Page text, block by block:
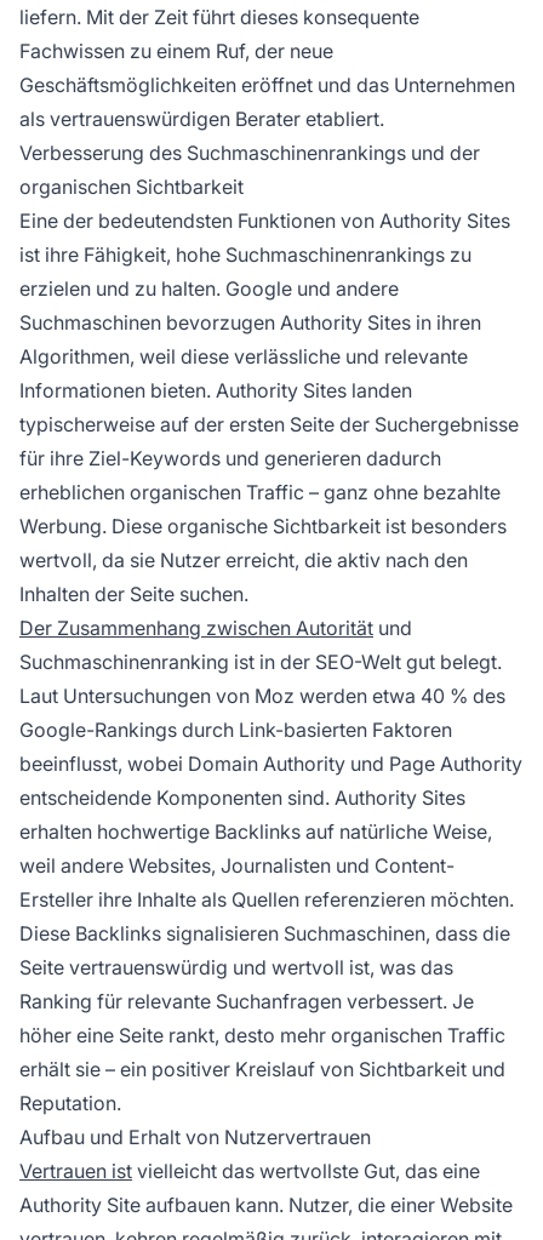
liefern. Mit der Zeit führt dieses konsequente
Fachwissen zu einem Ruf, der neue
Geschäftsmöglichkeiten eröffnet und das Unternehmen
als vertrauenswürdigen Berater etabliert.
Verbesserung des Suchmaschinenrankings und der
organischen Sichtbarkeit
Eine der bedeutendsten Funktionen von Authority Sites
ist ihre Fähigkeit, hohe Suchmaschinenrankings zu
erzielen und zu halten. Google und andere
Suchmaschinen bevorzugen Authority Sites in ihren
Algorithmen, weil diese verlässliche und relevante
Informationen bieten. Authority Sites landen
typischerweise auf der ersten Seite der Suchergebnisse
für ihre Ziel-Keywords und generieren dadurch
erheblichen organischen Traffic – ganz ohne bezahlte
Werbung. Diese organische Sichtbarkeit ist besonders
wertvoll, da sie Nutzer erreicht, die aktiv nach den
Inhalten der Seite suchen.
Der Zusammenhang zwischen Autorität und
Suchmaschinenranking ist in der SEO-Welt gut belegt.
Laut Untersuchungen von Moz werden etwa 40 % des
Google-Rankings durch Link-basierten Faktoren
beeinflusst, wobei Domain Authority und Page Authority
entscheidende Komponenten sind. Authority Sites
erhalten hochwertige Backlinks auf natürliche Weise,
weil andere Websites, Journalisten und Content-
Ersteller ihre Inhalte als Quellen referenzieren möchten.
Diese Backlinks signalisieren Suchmaschinen, dass die
Seite vertrauenswürdig und wertvoll ist, was das
Ranking für relevante Suchanfragen verbessert. Je
höher eine Seite rankt, desto mehr organischen Traffic
erhält sie – ein positiver Kreislauf von Sichtbarkeit und
Reputation.
Aufbau und Erhalt von Nutzervertrauen
Vertrauen ist vielleicht das wertvollste Gut, das eine
Authority Site aufbauen kann. Nutzer, die einer Website